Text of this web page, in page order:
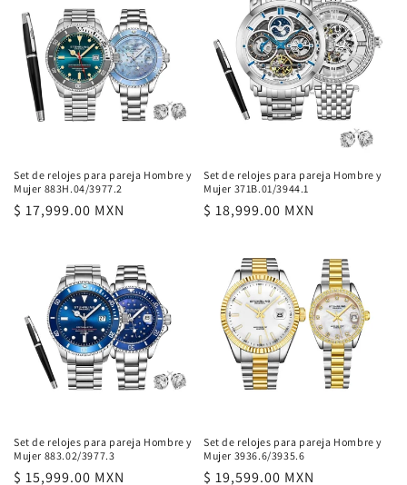
Set de relojes para pareja Hombre y
Mujer 883H.04/3977.2
Precio
$ 17,999.00 MXN
Set de relojes para pareja Hombre y
Mujer 371B.01/3944.1
Precio
$ 18,999.00 MXN
Set de relojes para pareja Hombre y
Mujer 883.02/3977.3
Precio
$ 15,999.00 MXN
Set de relojes para pareja Hombre y
Mujer 3936.6/3935.6
Precio
$ 19,599.00 MXN